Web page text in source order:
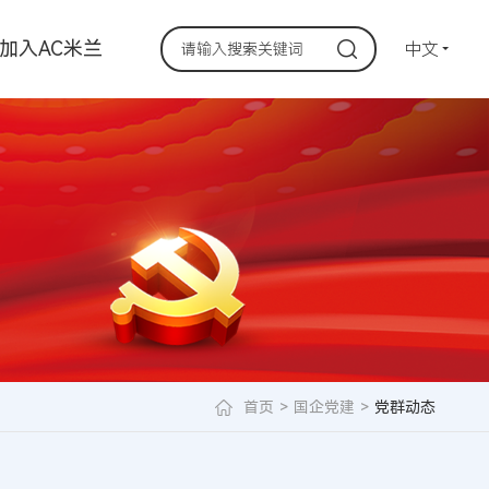
入AC米兰 中文
首页 > 国企党建 > 党群动态